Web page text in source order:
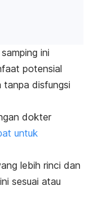
ini
potensial
disfungsi
dokter
untuk
lebih rinci dan
sesuai atau